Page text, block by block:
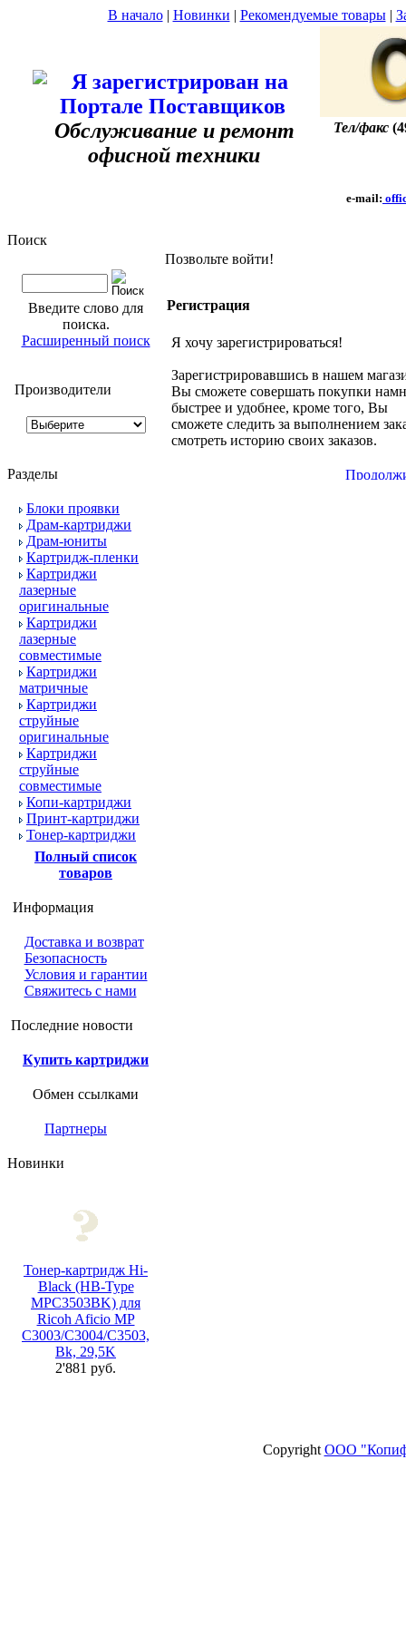
В начало| Новинки | Рекомендуемые товары|
Обслуживание и ремонт
офисной техники
Тел/факс
e-mail:
Поиск
Введите слово для
поиска.
Расширенный поиск
Производители
Разделы
Блоки проявки
Драм-картриджи
Драм-юниты
Картридж-пленки
Картриджи
лазерные
оригинальные
Картриджи
лазерные
совместимые
Картриджи
матричные
Картриджи
струйные
оригинальные
Картриджи
струйные
совместимые
Копи-картриджи
Принт-картриджи
Тонер-картриджи
Полный список
товаров
Информация
Доставка и возврат
Безопасность
Условия и гарантии
Свяжитесь с нами
Последние новости
Купить картриджи
Обмен ссылками
Партнеры
Новинки
Тонер-картридж Hi-
Black (HB-Type
MPC3503BK) для
Ricoh Aficio MP
C3003/C3004/C3503,
Bk, 29,5K
2'881 руб.
Позвольте войти!
Регистрация
Я хочу зарегистрироваться!
Зарегистрировавшись в нашем
Вы сможете совершать покупки
быстрее и удобнее, кроме того, Вы
сможете следить за выполнением
смотреть историю своих заказов.
Copyright ООО